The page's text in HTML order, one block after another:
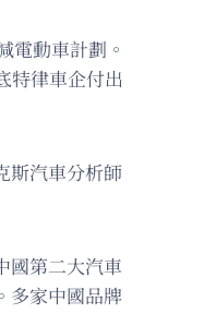
電動車計劃。
特律車企付出
斯汽車分析師
國第二大汽車
多家中國品牌